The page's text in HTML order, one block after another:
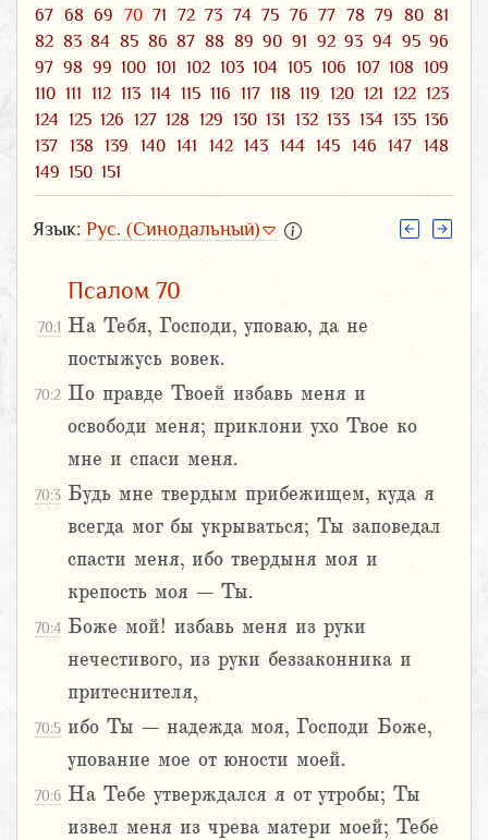
67 68 69 70 71 72 73 74 75 76 77 78 79 80 81
82 83 84 85 86 87 88 89 90 91 92 93 94 95 96
97 98 99 100 101 102 103 104 105 106 107 108 109
110 111 112 113 114 115 116 117 118 119 120 121 122 123
124 125 126 127 128 129 130 131 132 133 134 135 136
137
138 139 140 141 142 143 144 145 146 147
148
149 150 151
Язык: Рус. (Синодальный)
Псалом 70
70:1 На Тебя, Господи, уповаю, да не
постыжусь вовек.
70:2 По правде Твоей избавь меня и
освободи меня; приклони ухо Твое ко
мне и спаси меня.
70:3 Будь мне твердым прибежищем, куда я
всегда мог бы укрываться; Ты заповедал
спасти меня, ибо твердыня моя и
крепость моя – Ты.
70:4 Боже мой! избавь меня из руки
нечестивого, из руки беззаконника и
притеснителя,
70:5 ибо Ты – надежда моя, Господи Боже,
упование мое от юности моей.
70:6 На Тебе утверждался я от утробы; Ты
извел меня из чрева матери моей; Тебе